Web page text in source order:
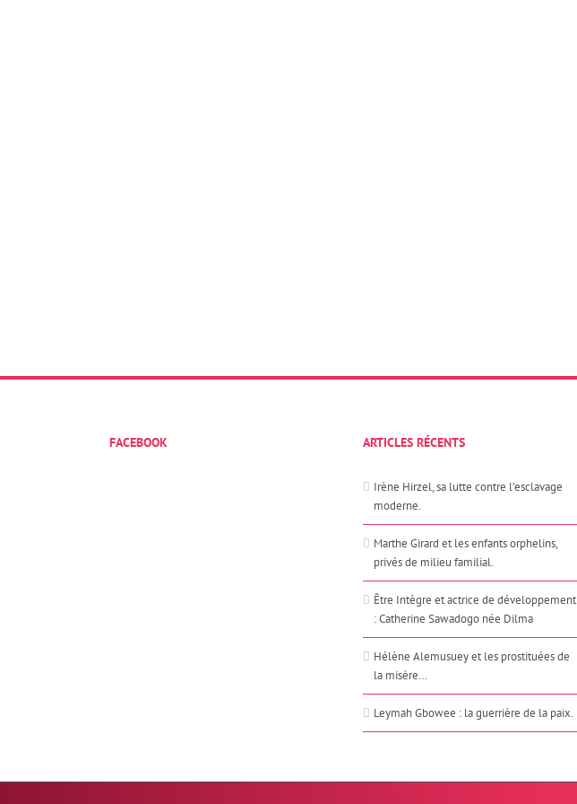
FACEBOOK ARTICLES RÉCENTS
Irène Hirzel, sa lutte contre l’esclavage
moderne.
Marthe Girard et les enfants orphelins,
privés de milieu familial.
Être Intègre et actrice de développement
: Catherine Sawadogo née Dilma
Hélène Alemusuey et les prostituées de
la misère…
Leymah Gbowee : la guerrière de la paix.